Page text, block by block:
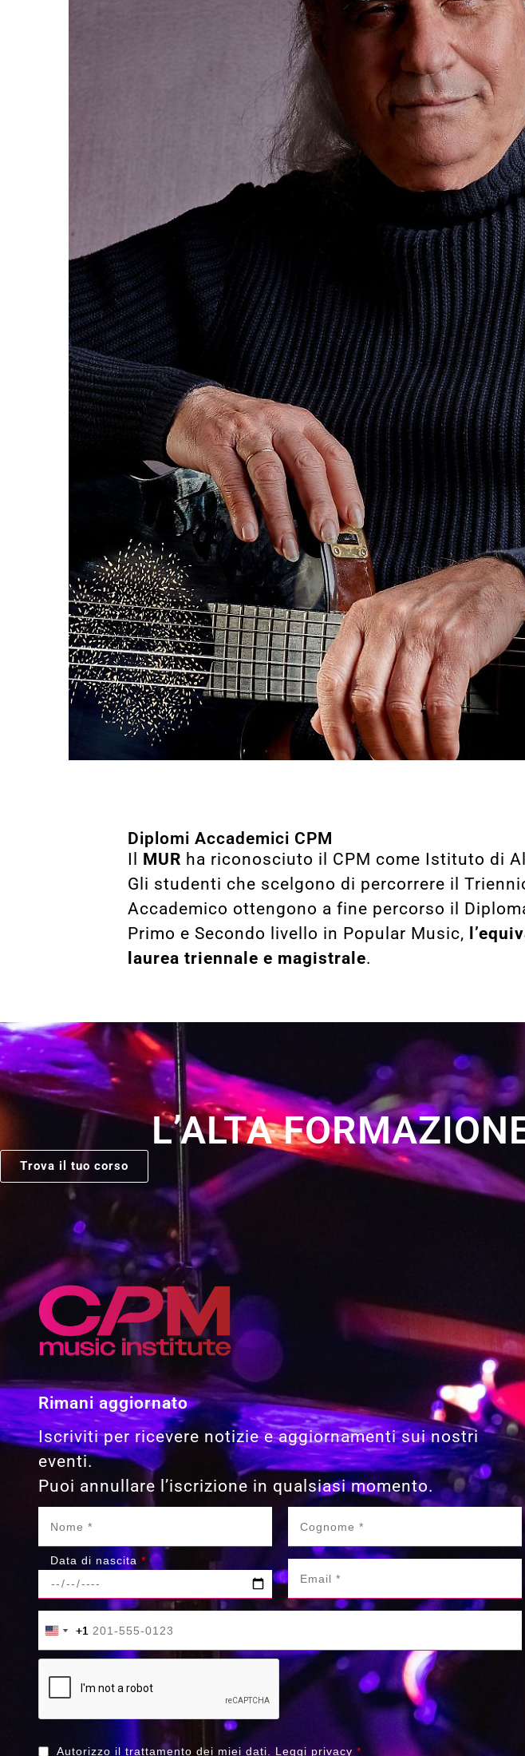
Diplomi Accademici CPM
Il MUR ha riconosciuto il CPM come Istituto di
Gli studenti che scelgono di percorrere il
Accademico ottengono a fine percorso il
Primo e Secondo livello in Popular Music,
laurea triennale e magistrale.
L’ALTA
Trova il tuo corso
Rimani aggiornato
Iscriviti per ricevere notizie e aggiornamenti sui nostri
eventi.
Puoi annullare l’iscrizione in qualsiasi momento.
Data di nascita*
United States +1
+1
United States +1
+1
Autorizzo il trattamento dei miei dati. Leggi privacy *